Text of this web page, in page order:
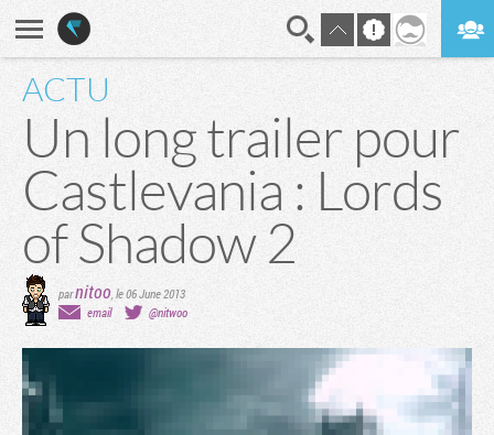
ACTU
Un long trailer pour
Castlevania : Lords
of Shadow 2
parnitoo le 06 June 2013
email
@nitwoo